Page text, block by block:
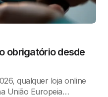
obrigatório desde
qualquer loja online
União Europeia…